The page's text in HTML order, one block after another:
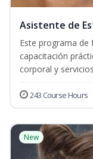
Asistente de
Este programa
capacitación
corporal y
243 Course Hours
New